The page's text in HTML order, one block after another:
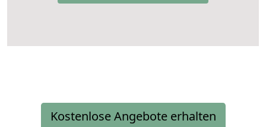
Kostenlose Angebote erhalten